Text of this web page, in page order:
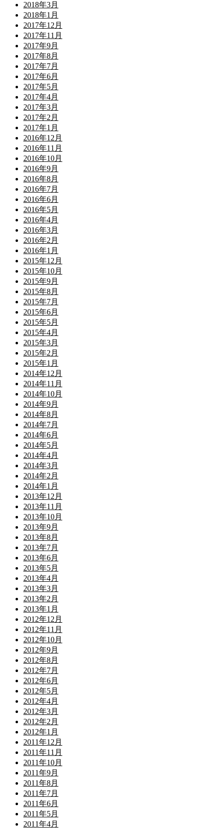
2018年3月
2018年1月
2017年12月
2017年11月
2017年9月
2017年8月
2017年7月
2017年6月
2017年5月
2017年4月
2017年3月
2017年2月
2017年1月
2016年12月
2016年11月
2016年10月
2016年9月
2016年8月
2016年7月
2016年6月
2016年5月
2016年4月
2016年3月
2016年2月
2016年1月
2015年12月
2015年10月
2015年9月
2015年8月
2015年7月
2015年6月
2015年5月
2015年4月
2015年3月
2015年2月
2015年1月
2014年12月
2014年11月
2014年10月
2014年9月
2014年8月
2014年7月
2014年6月
2014年5月
2014年4月
2014年3月
2014年2月
2014年1月
2013年12月
2013年11月
2013年10月
2013年9月
2013年8月
2013年7月
2013年6月
2013年5月
2013年4月
2013年3月
2013年2月
2013年1月
2012年12月
2012年11月
2012年10月
2012年9月
2012年8月
2012年7月
2012年6月
2012年5月
2012年4月
2012年3月
2012年2月
2012年1月
2011年12月
2011年11月
2011年10月
2011年9月
2011年8月
2011年7月
2011年6月
2011年5月
2011年4月